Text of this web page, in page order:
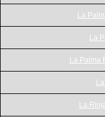
La
La
La Palma
La